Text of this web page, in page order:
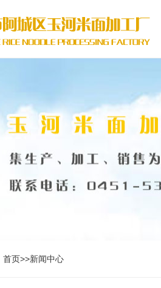
首页>>新闻中心